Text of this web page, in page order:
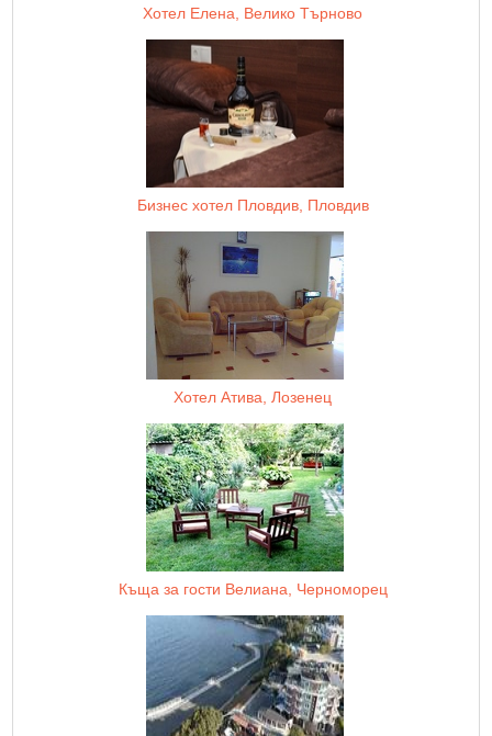
Хотел Елена, Велико Търново
Бизнес хотел Пловдив, Пловдив
Хотел Атива, Лозенец
Къща за гости Велиана, Черноморец